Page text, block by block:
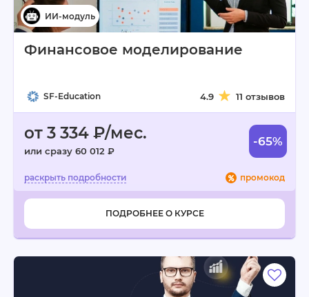
Финансовое моделирование
SF-Education 4.9 11 отзывов
от 3 334 ₽/мес.
или сразу 60 012 ₽
-65%
промокод
ПОДРОБНЕЕ О КУРСЕ